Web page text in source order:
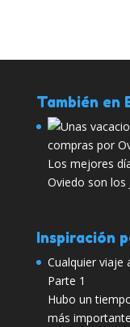
También en
Los mejores
Oviedo son los
Inspiración
Cualquier viaje
Parte 1
Hubo un
más